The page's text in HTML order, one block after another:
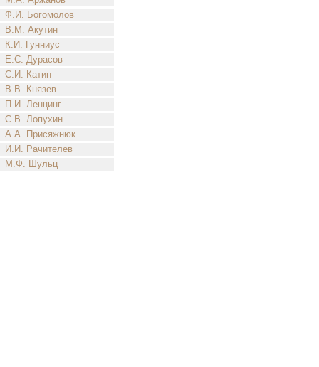
Ф.И. Богомолов
В.М. Акутин
К.И. Гунниус
Е.С. Дурасов
С.И. Катин
В.В. Князев
П.И. Ленцинг
С.В. Лопухин
А.А. Присяжнюк
И.И. Рачителев
М.Ф. Шульц